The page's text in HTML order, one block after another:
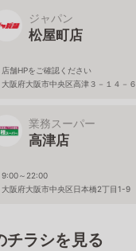
ジャパン
松屋町店
店舗HPをご確認ください
大阪府大阪市中央区高津３－１４－６
業務スーパー
高津店
9:00～22:00
大阪府大阪市中央区日本橋2丁目1-9
チラシを見る